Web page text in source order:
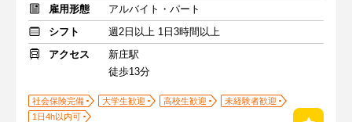
雇用形態
アルバイト・パート
シフト
週2日以上 1日3時間以上
アクセス
新庄駅
徒歩13分
社会保険完備 大学生歓迎 高校生歓迎
未経験者歓迎
1日4h以内可